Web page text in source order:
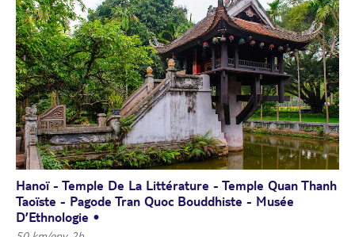
Hanoï. Promenade à pied dans le quartier pittoresque d'Hanoï, à
l’opéra, puis au parc Ly Thai To et au lac de l’Épée restituée, où se
trouve le temple Ngoc Son.
Dîner.
Installation pour 2 nuits à l’hôtel au centre d'Hanoi.
Hanoï - Temple De La Littérature - Temple Quan Thanh
Taoïste - Pagode Tran Quoc Bouddhiste - Musée
D’Ethnologie •